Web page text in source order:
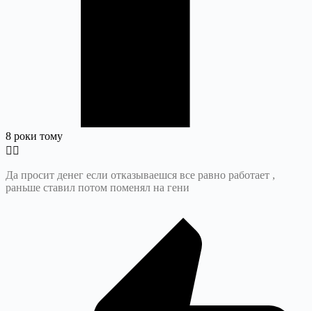
8 роки тому
Да просит денег если отказываешся все равно работает ,
раньше ставил потом поменял на гени